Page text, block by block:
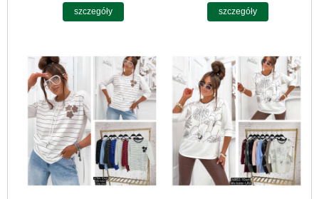
szczegóły szczegóły